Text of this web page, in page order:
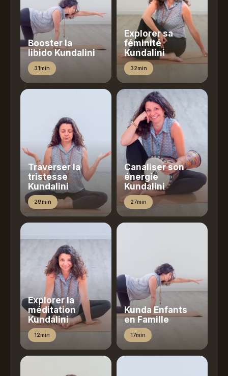
Booster la
libido Kundalini
31min
Explorer sa
féminité
Kundalini
32min
Traverser la
tristesse
Kundalini
29min
Canaliser son
énergie
Kundalini
27min
Explorer la
méditation
Kundalini
12min
Kunda Enfants
en Famille
17min